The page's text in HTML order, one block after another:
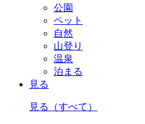
公園
ペット
自然
山登り
温泉
泊まる
見る
見る （すべて）